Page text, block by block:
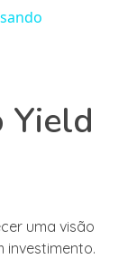
Yield
uma visão
investimento.